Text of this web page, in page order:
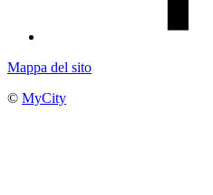
Mappa del sito
© MyCity